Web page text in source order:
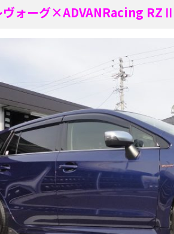
ヴォーグ×ADVANRacing